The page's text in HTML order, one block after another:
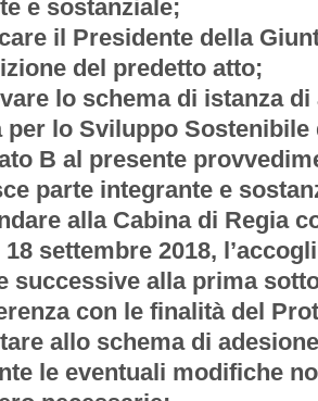
e sostanziale;
il Presidente della
del predetto atto;
lo schema di istanza
per lo Sviluppo Sostenibile
B al presente
parte integrante e
alla Cabina di Regia
18 settembre 2018,
successive alla prima
con le finalità del
allo schema di
le eventuali modifiche